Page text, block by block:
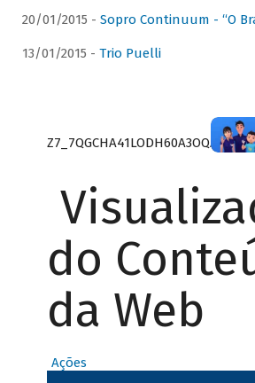
20/01/2015 - Sopro Continuum - “O
13/01/2015 - Trio Puelli
do
da Web
Ações